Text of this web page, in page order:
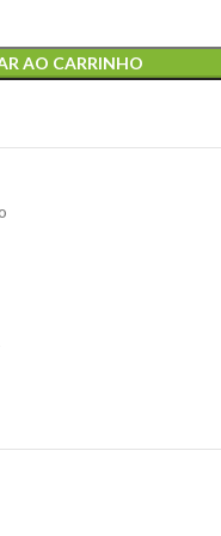
AO CARRINHO